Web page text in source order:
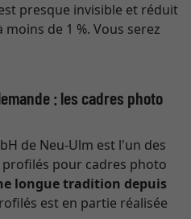
presque invisible et réduit
de 1 %. Vous serez
: les cadres photo
de Neu-Ulm est l'un des
pour cadres photo
longue tradition depuis
est en partie réalisée